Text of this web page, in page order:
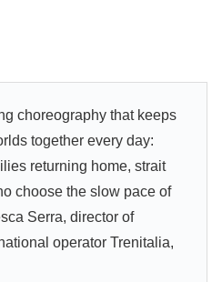
choreography that keeps
together every day:
returning home, strait
choose the slow pace of
Serra, director of
operator Trenitalia,